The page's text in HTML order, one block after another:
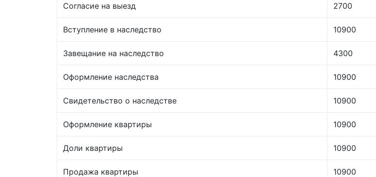
Согласие на выезд 2700
Вступление в наследство 10900
Завещание на наследство 4300
Оформление наследства 10900
Свидетельство о наследстве 10900
Оформление квартиры 10900
Доли квартиры 10900
Продажа квартиры 10900